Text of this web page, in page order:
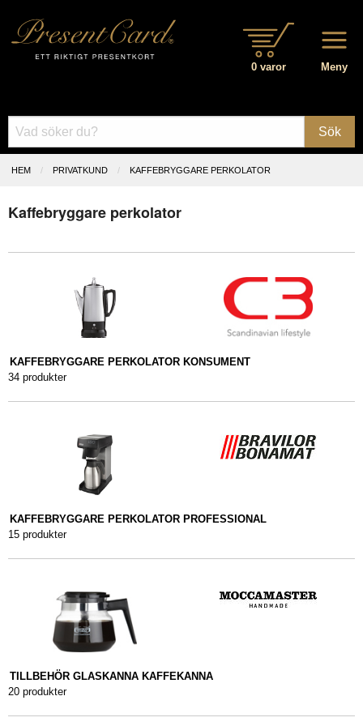
Meny
0 varor
Sök
HEM PRIVATKUND KAFFEBRYGGARE PERKOLATOR
Kaffebryggare perkolator
KAFFEBRYGGARE PERKOLATOR KONSUMENT
34 produkter
KAFFEBRYGGARE PERKOLATOR PROFESSIONAL
15 produkter
TILLBEHÖR GLASKANNA KAFFEKANNA
20 produkter